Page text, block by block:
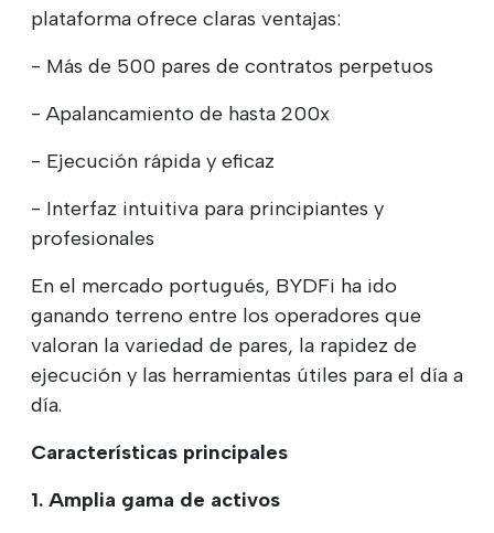
plataforma ofrece claras ventajas:
- Más de 500 pares de contratos perpetuos
- Apalancamiento de hasta 200x
- Ejecución rápida y eficaz
- Interfaz intuitiva para principiantes y
profesionales
En el mercado portugués, BYDFi ha ido
ganando terreno entre los operadores que
valoran la variedad de pares, la rapidez de
ejecución y las herramientas útiles para el día a
día.
Características principales
1. Amplia gama de activos